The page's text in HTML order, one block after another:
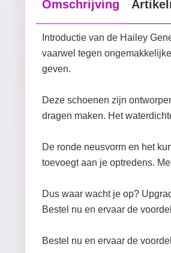
Omschrijving
Introductie van de Hailey
vaarwel tegen
geven.
Deze schoenen zijn
dragen maken. Het
De ronde neusvorm en het
toevoegt aan je optredens.
Dus waar wacht je op?
Bestel nu en ervaar de
Bestel nu en ervaar de